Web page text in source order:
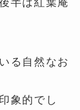
半は紅葉庵
る自然なお
象的でし